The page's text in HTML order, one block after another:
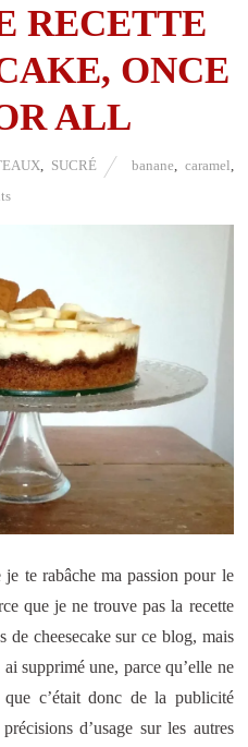
RECETTE
ONCE
ALL
SUCRÉ banane caramel
te rabâche ma passion pour le
que je ne trouve pas la recette
de cheesecake sur ce blog, mais
supprimé une, parce qu’elle ne
c’était donc de la publicité
d’usage sur les autres